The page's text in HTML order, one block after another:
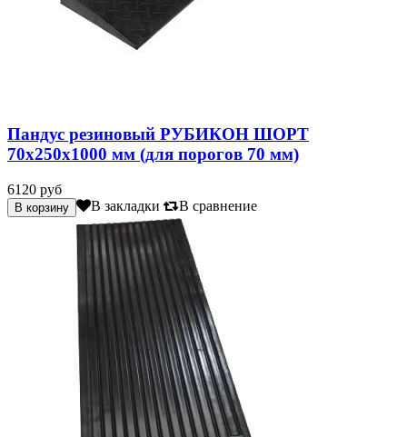
Пандус резиновый РУБИКОН ШОРТ
70х250х1000 мм (для порогов 70 мм)
6120 руб
В закладки В сравнение